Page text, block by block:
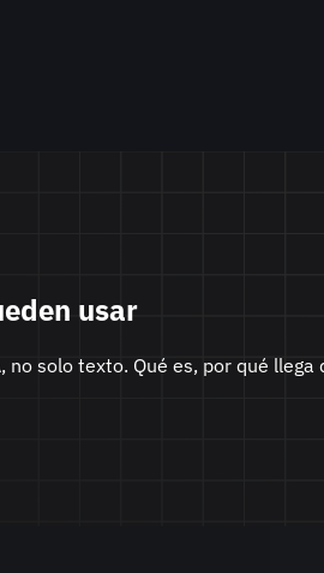
usar
solo texto. Qué es, por qué llega